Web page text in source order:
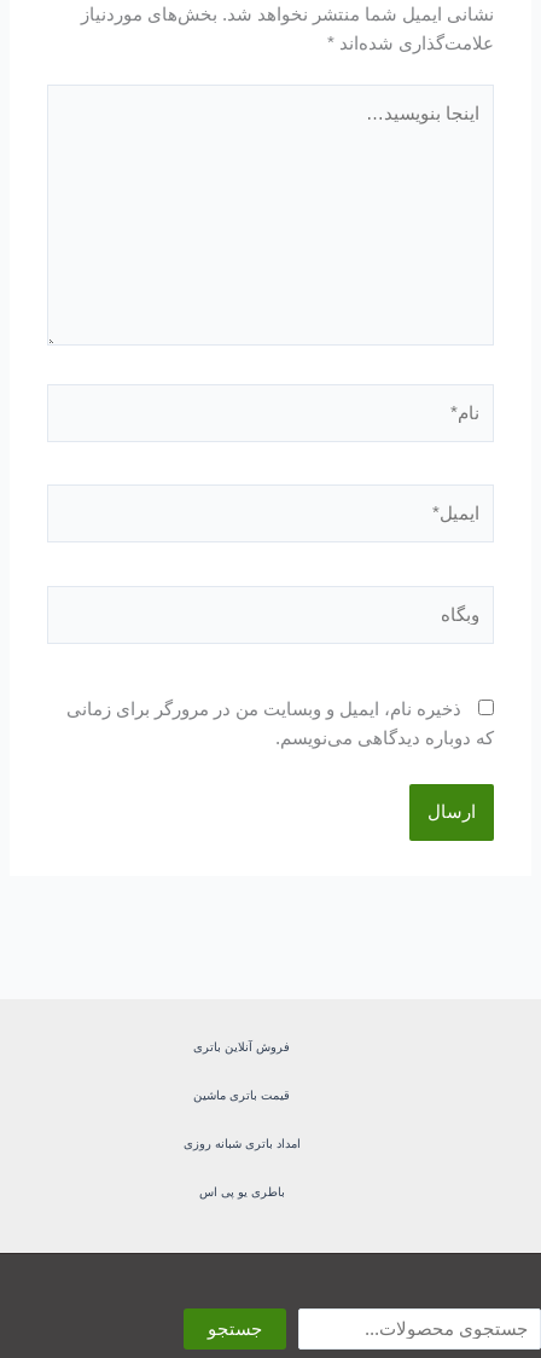
نشانی ایمیل شما منتشر نخواهد شد. بخش‌های موردنیاز
علامت‌گذاری شده‌اند*
بنویسید…
ذخیره نام، ایمیل و وبسایت من در مرورگر برای زمانی
که دوباره دیدگاهی می‌نویسم.
فروش آنلاین باتری
قیمت باتری ماشین
امداد باتری شبانه روزی
باطری یو پی اس
جستجو